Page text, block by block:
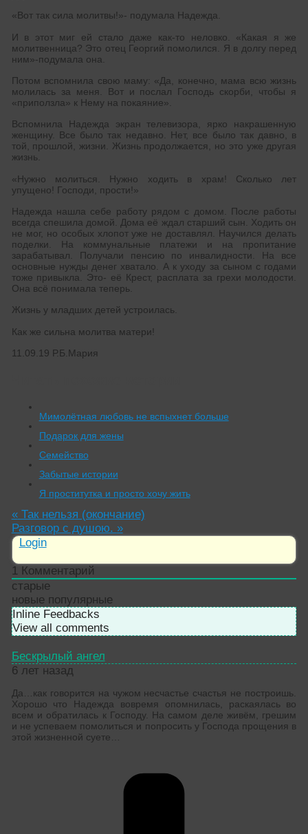
«Вот так сила молитвы!»- подумала Надежда.
И в этот миг ей стало даже как-то неловко. «Какая я же
молитвенница? Это отец Георгий помолился. Я в долгу перед
ним»-подумала она.
Потом вспомнила свою маму: «Да, конечно, мама всю жизнь
молилась за меня. Вот и послал Господь скорби, чтобы я
«приползла» к Нему на покаяние».
Вспомнила Надежда экран телевизора, ярко накрашенную
женщину. Все было так недавно. Нет, все было так давно, в
той, прошлой, жизни. Жизнь продолжается, но это уже другая
жизнь.
«Нужно молиться. Нужно ходить в храм! Сколько лет
упущено! Господи, прости!»
Надежда нашла себе работу рядом с домом. После работы
всегда спешила домой. Дома её ждал старший сын. Ходить он
не мог, но особых хлопот уже не доставлял. Научился делать
поделки. На коммунальные платежи и на пропитание
зарабатывал. Получали пенсию по инвалидности. На все
основные нужды денег хватало. А к уходу за сыном с годами
тоже привыкла. Это- её Крест, расплата за грехи молодости.
Она всё понимала теперь.
Жизнь у младших детей устроилась.
Как же сильна молитва матери!
11.09.19 Р.Б.Мария
Мимолётная любовь не вспыхнет больше
Подарок для жены
Семейство
Забытые истории
Я проститутка и просто хочу жить
«Так нельзя (окончание)
Разговор с душою. »
Login
1Комментарий
старые
новые популярные
Inline Feedbacks
View all comments
Бескрылый ангел
6 лет назад
Да…как говорится на чужом несчастье счастья не построишь.
Хорошо что Надежда вовремя опомнилась, раскаялась во
всем и обратилась к Господу. На самом деле живём, грешим
и не успеваем помолиться и попросить у Господа прощения в
этой жизненной суете…